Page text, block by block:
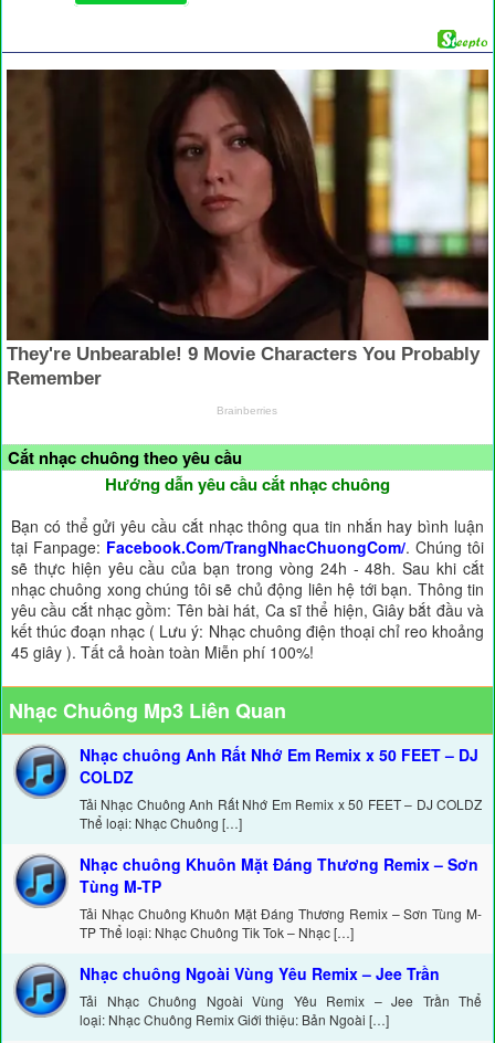
Cắt nhạc chuông theo yêu cầu
Hướng dẫn yêu cầu cắt nhạc chuông
Bạn có thể gửi yêu cầu cắt nhạc thông qua tin nhắn hay bình luận
tại Fanpage: Facebook.Com/TrangNhacChuongCom/. Chúng tôi
sẽ thực hiện yêu cầu của bạn trong vòng 24h - 48h. Sau khi cắt
nhạc chuông xong chúng tôi sẽ chủ động liên hệ tới bạn. Thông tin
yêu cầu cắt nhạc gồm: Tên bài hát, Ca sĩ thể hiện, Giây bắt đầu và
kết thúc đoạn nhạc ( Lưu ý: Nhạc chuông điện thoại chỉ reo khoảng
45 giây ). Tất cả hoàn toàn Miễn phí 100%!
Nhạc Chuông Mp3 Liên Quan
Nhạc chuông Anh Rất Nhớ Em Remix x 50 FEET – DJ
COLDZ
Tải Nhạc Chuông Anh Rất Nhớ Em Remix x 50 FEET – DJ COLDZ
Thể loại: Nhạc Chuông […]
Nhạc chuông Khuôn Mặt Đáng Thương Remix – Sơn
Tùng M-TP
Tải Nhạc Chuông Khuôn Mặt Đáng Thương Remix – Sơn Tùng M-
TP Thể loại: Nhạc Chuông Tik Tok – Nhạc […]
Nhạc chuông Ngoài Vùng Yêu Remix – Jee Trần
Tải Nhạc Chuông Ngoài Vùng Yêu Remix – Jee Trần Thể
loại: Nhạc Chuông Remix Giới thiệu: Bản Ngoài […]